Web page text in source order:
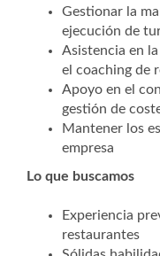
Gestionar la
ejecución de
Asistencia en
el coaching de
Apoyo en el
gestión de
Mantener los
empresa
Lo que buscamos
Experiencia
restaurantes